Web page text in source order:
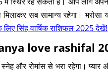
सब सामान्य रहेगा।
सिंह वार्षिक राशिफल 2025 देखें!
love rashifal
और रोमांस से भरा रहेगा।